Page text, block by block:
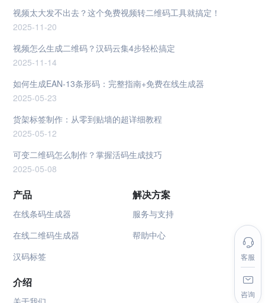
客服
咨询
视频太大发不出去？这个免费视频转二维码工具就搞定！
2025-11-20
视频怎么生成二维码？汉码云集4步轻松搞定
2025-11-14
如何生成EAN-13条形码：完整指南+免费在线生成器
2025-05-23
货架标签制作：从零到贴墙的超详细教程
2025-05-12
可变二维码怎么制作？掌握活码生成技巧
2025-05-08
产品
在线条码生成器
在线二维码生成器
汉码标签
解决方案
服务与支持
帮助中心
介绍